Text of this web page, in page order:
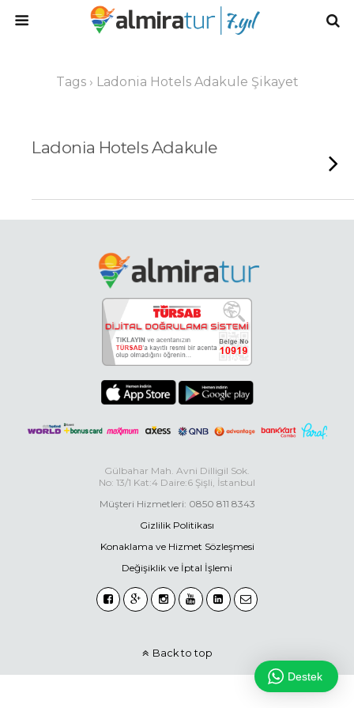
Tags › Ladonia Hotels Adakule Şikayet
Ladonia Hotels Adakule
Gülbahar Mah. Avni Dilligil Sok.
No: 13/1 Kat:4 Daire:6 Şişli, İstanbul
Müşteri Hizmetleri: 0850 811 8343
Gizlilik Politikası
Konaklama ve Hizmet Sözleşmesi
Değişiklik ve İptal İşlemi
Back to top
Destek